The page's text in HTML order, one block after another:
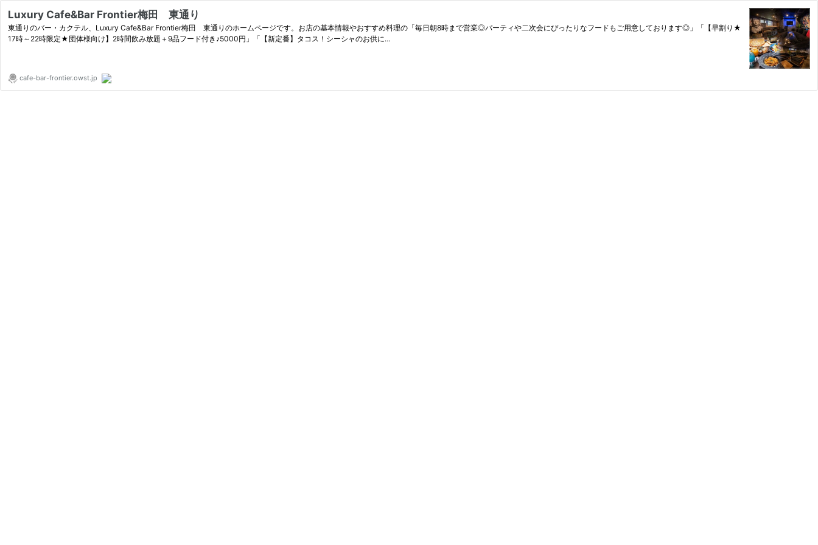
Luxury Cafe&Bar Frontier梅田 東通り
東通りのバー・カクテル、Luxury Cafe&Bar Frontier梅田 東通りのホームページです。お店の基本情報やおすすめ料理の「毎日朝8時まで営業◎パーティや二次会にぴったりなフードもご用意しております◎」「【早割り★
17時～22時限定★団体様向け】2時間飲み放題＋9品フード付き♪5000円」「【新定番】タコス！シーシャのお供に…
cafe-bar-frontier.owst.jp